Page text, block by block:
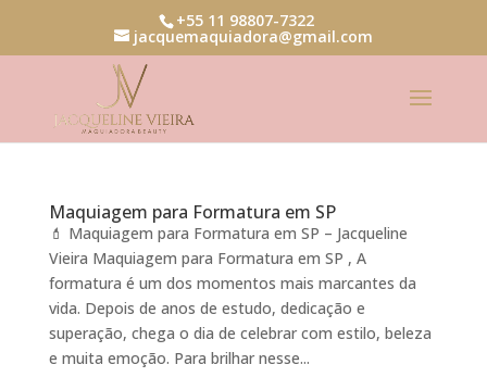
+55 11 98807-7322
jacquemaquiadora@gmail.com
Maquiagem para Formatura em SP
💄 Maquiagem para Formatura em SP – Jacqueline
Vieira Maquiagem para Formatura em SP , A
formatura é um dos momentos mais marcantes da
vida. Depois de anos de estudo, dedicação e
superação, chega o dia de celebrar com estilo, beleza
e muita emoção. Para brilhar nesse...